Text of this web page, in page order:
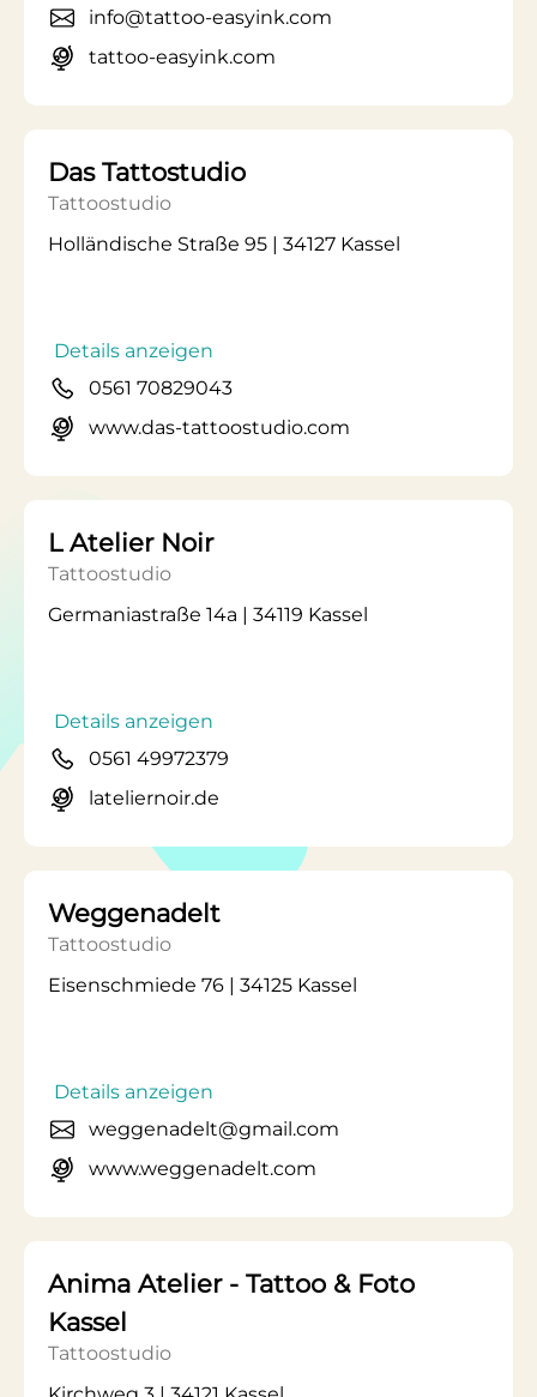
info@tattoo-easyink.com
tattoo-easyink.com
Das Tattostudio
Tattoostudio
Holländische Straße 95 | 34127 Kassel
Details anzeigen
0561 70829043
www.das-tattoostudio.com
L Atelier Noir
Tattoostudio
Germaniastraße 14a | 34119 Kassel
Details anzeigen
0561 49972379
lateliernoir.de
Weggenadelt
Tattoostudio
Eisenschmiede 76 | 34125 Kassel
Details anzeigen
weggenadelt@gmail.com
www.weggenadelt.com
Anima Atelier - Tattoo & Foto
Kassel
Tattoostudio